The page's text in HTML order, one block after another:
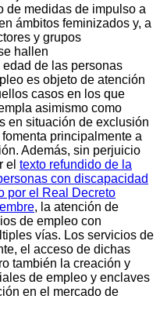
de medidas de impulso a
ámbitos feminizados y, a
y grupos
hallen
de las personas
es objeto de atención
casos en los que
asimismo como
en situación de exclusión
principalmente a
Además, sin perjuicio
el texto refundido de la
con discapacidad
por el Real Decreto
, la atención de
de empleo con
vías. Los servicios de
el acceso de dichas
también la creación y
de empleo y enclaves
en el mercado de